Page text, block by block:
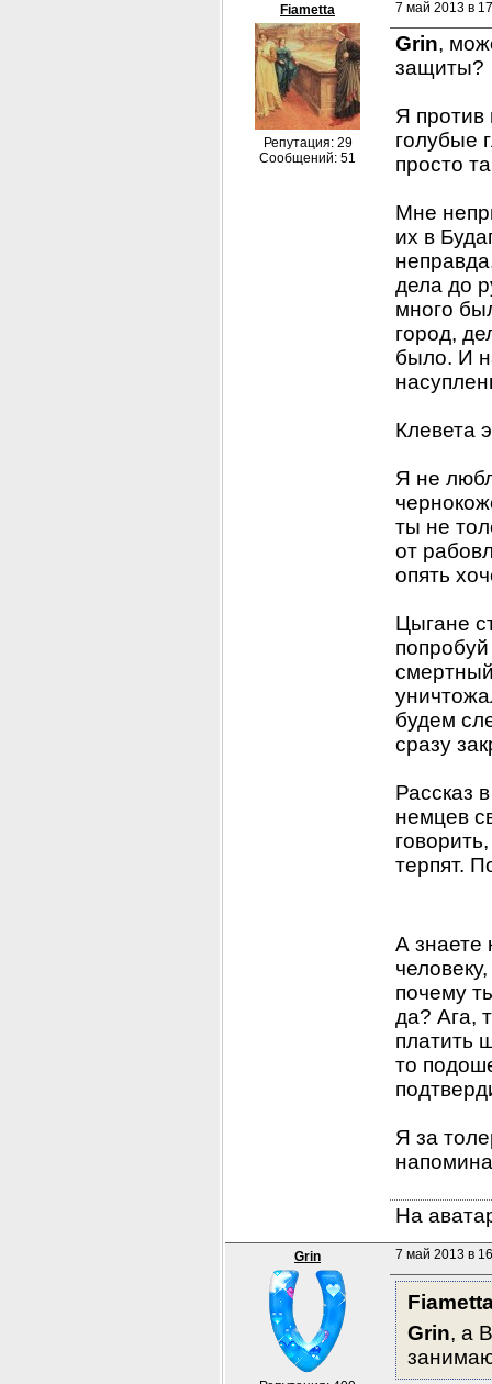
Fiametta
Репутация: 29
Сообщений: 51
7 май 2013 в
Grin,
защиты?
Я против
голубые
просто
Мне
их в
дела до
много
город,
было. И
Клевета
Я не
ты не
от
опять
Цыгане
будем
сразу
Рассказ
немцев
терпят.
А знаете
почему
да? Ага,
платить
то
Я за
На
Grin 7 май 2013 в
Grin, а